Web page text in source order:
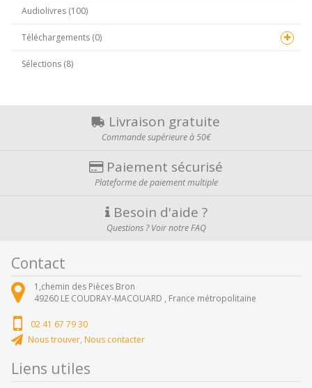
Audiolivres (100)
Téléchargements (0)
Sélections (8)
Livraison gratuite
Commande supérieure à 50€
Paiement sécurisé
Plateforme de paiement multiple
Besoin d'aide ?
Questions ? Voir notre FAQ
Contact
1,chemin des Pièces Bron
49260 LE COUDRAY-MACOUARD , France métropolitaine
02 41 67 79 30
Nous trouver, Nous contacter
Liens utiles